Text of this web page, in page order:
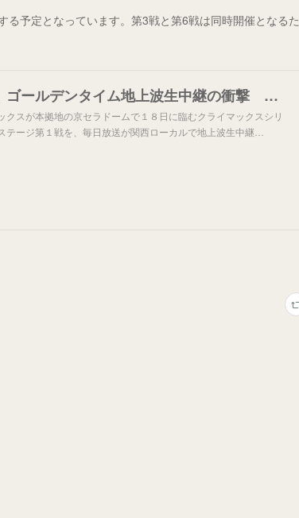
予定となっています。第3戦と第6戦は同時開催となるた
オリックスＣＳ、ゴールデンタイム地上波生中継の衝撃 しかも、裏番組に阪神ＣＳファイナル 在阪テレビ各局も動揺（1/2ページ）
スが本拠地の京セラドームで１８日に臨むクライマックスシリ
テージ第１戦を、毎日放送が関西ローカルで地上波生中継…